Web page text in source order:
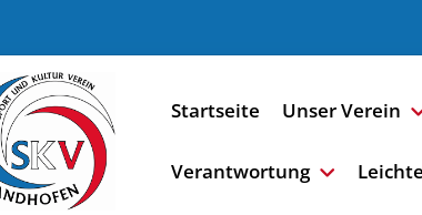
Startseite Unser Verein
Verantwortung